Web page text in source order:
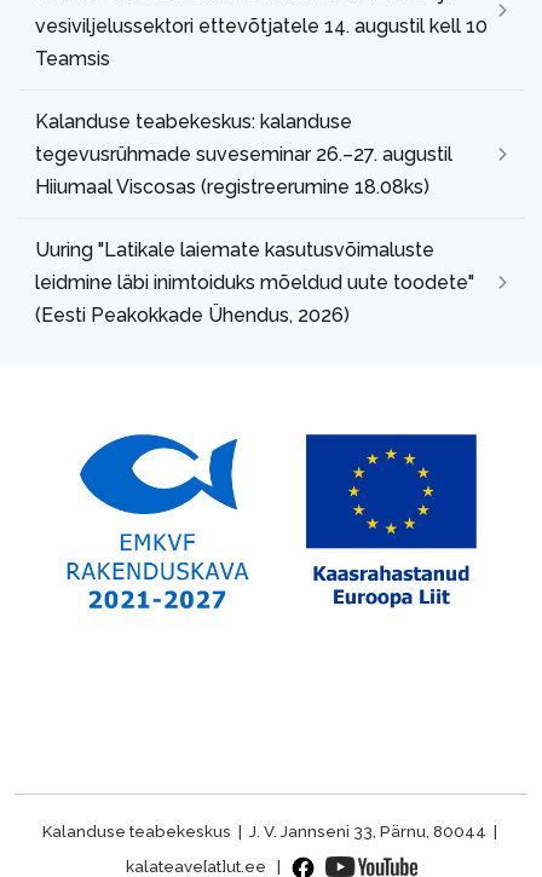
vesiviljelussektori ettevõtjatele 14. augustil kell 10
Teamsis
Kalanduse teabekeskus: kalanduse
tegevusrühmade suveseminar 26.–27. augustil
Hiiumaal Viscosas (registreerumine 18.08ks)
Uuring "Latikale laiemate kasutusvõimaluste
leidmine läbi inimtoiduks mõeldud uute toodete"
(Eesti Peakokkade Ühendus, 2026)
Kalanduse teabekeskus | J. V. Jannseni 33, Pärnu, 80044 |
kalateave[at]ut.ee |